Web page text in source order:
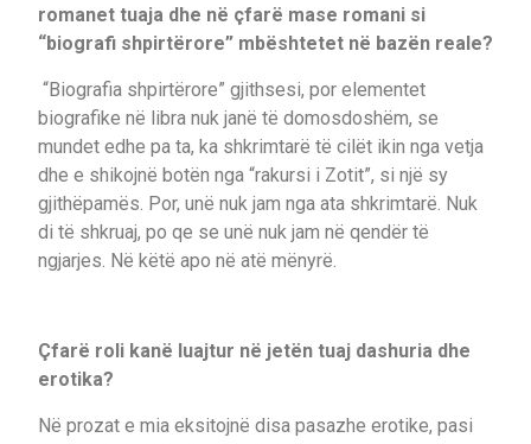
romanet tuaja dhe në çfarë mase romani si
“biografi shpirtërore” mbështetet në bazën reale?
“Biografia shpirtërore” gjithsesi, por elementet
biografike në libra nuk janë të domosdoshëm, se
mundet edhe pa ta, ka shkrimtarë të cilët ikin nga vetja
dhe e shikojnë botën nga “rakursi i Zotit”, si një sy
gjithëpamës. Por, unë nuk jam nga ata shkrimtarë. Nuk
di të shkruaj, po qe se unë nuk jam në qendër të
ngjarjes. Në këtë apo në atë mënyrë.
Çfarë roli kanë luajtur në jetën tuaj dashuria dhe
erotika?
Në prozat e mia eksitojnë disa pasazhe erotike, pasi